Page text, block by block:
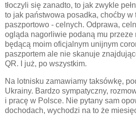
tłoczyli się zanadto, to jak zwykle
to jak państwowa posadka, choćby w
paszportowo - celnych. Odprawa,
ogląda nagorliwie podaną mu przeze
będącą moim oficjalnym unijnym
paszportem ale nie skanuje
QR. I już, po wszystkim.
Na lotnisku zamawiamy taksówkę,
Ukrainy. Bardzo sympatyczny,
i pracę w Polsce. Nie pytany sam
dochodach, wychodzi na to że